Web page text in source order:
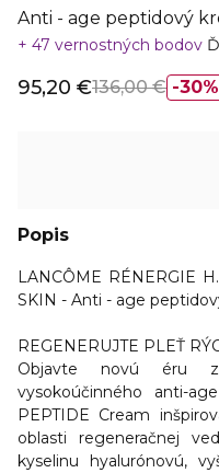
Anti - age peptidový
47 vernostných bodov
30%
95,20 €136,00 €
Popis
LANCÔME RÉNERGIE
SKIN - Anti - age
REGENERUJTE PLEŤ
Objavte novú éru
vysokoúčinného anti-
PEPTIDE Cream
oblasti regeneračnej
kyselinu hyalurónovú,